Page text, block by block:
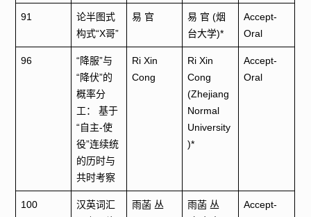
91
论半图式
构式“X哥”
易 官
易 官 (烟
台大学)*
Accept-
Oral
96
“降服”与
“降伏”的
概率分
工： 基于
“自主-使
役”连续统
的历时与
共时考察
Ri Xin
Cong
Ri Xin
Cong
(Zhejiang
Normal
University
)*
Accept-
Oral
100
汉英词汇
雨菡 丛
雨菡 丛
Accept-